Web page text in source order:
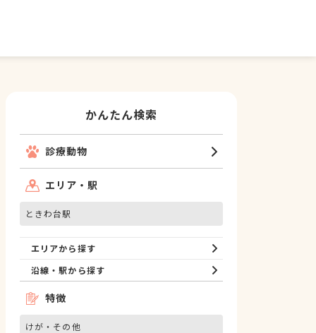
かんたん検索
診療動物
エリア・駅
ときわ台駅
エリアから探す
沿線・駅から探す
特徴
けが・その他